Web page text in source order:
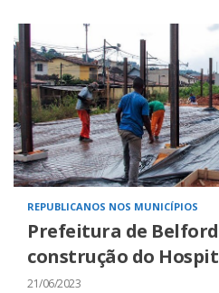
REPUBLICANOS NOS MUNICÍPIOS
Prefeitura de
construção do
21/06/2023